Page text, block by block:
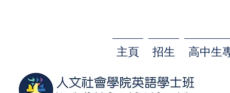
主頁 招生 高中生